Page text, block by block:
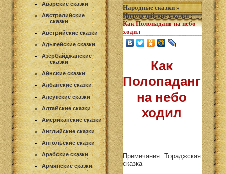
Аварские сказки
Австралийские
сказки
Австрийские сказки
Адыгейские сказки
Азербайджанские
сказки
Айнские сказки
Албанские сказки
Алеутские сказки
Алтайские сказки
Американские сказки
Английские сказки
Ангольские сказки
Арабские сказки
Армянские сказки
Народные сказки »
Индонезийские сказки:
Как Полопаданг на небо
ходил
Как
Полопаданг
на небо
ходил
Примечания: Тораджская
сказка